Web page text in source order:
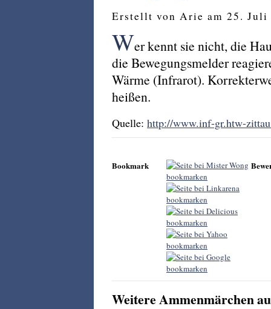
Erstellt von Arie am 25. Juli
Wer kennt sie nicht, die
die Bewegungsmelder
Wärme (Infrarot).
heißen.
Quelle: http://www.inf-gr.htw-
Bookmark
Weitere Ammenmärchen